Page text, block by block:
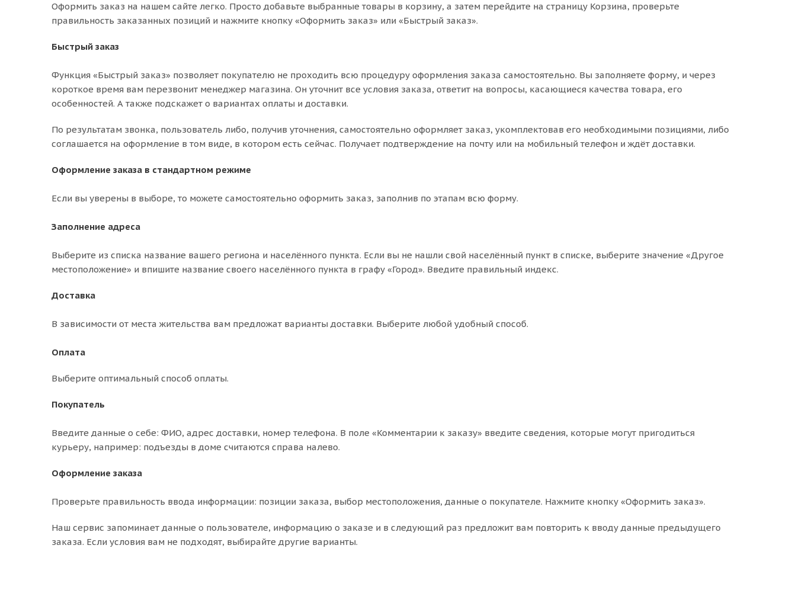
Оформить заказ на нашем сайте легко. Просто добавьте выбранные товары в корзину, а затем перейдите на страницу Корзина, проверьте
правильность заказанных позиций и нажмите кнопку «Оформить заказ» или «Быстрый заказ».
Быстрый заказ
Функция «Быстрый заказ» позволяет покупателю не проходить всю процедуру оформления заказа самостоятельно. Вы заполняете форму, и через
короткое время вам перезвонит менеджер магазина. Он уточнит все условия заказа, ответит на вопросы, касающиеся качества товара, его
особенностей. А также подскажет о вариантах оплаты и доставки.
По результатам звонка, пользователь либо, получив уточнения, самостоятельно оформляет заказ, укомплектовав его необходимыми позициями, либо
соглашается на оформление в том виде, в котором есть сейчас. Получает подтверждение на почту или на мобильный телефон и ждёт доставки.
Оформление заказа в стандартном режиме
Если вы уверены в выборе, то можете самостоятельно оформить заказ, заполнив по этапам всю форму.
Заполнение адреса
Выберите из списка название вашего региона и населённого пункта. Если вы не нашли свой населённый пункт в списке, выберите значение «Другое
местоположение» и впишите название своего населённого пункта в графу «Город». Введите правильный индекс.
Доставка
В зависимости от места жительства вам предложат варианты доставки. Выберите любой удобный способ.
Оплата
Выберите оптимальный способ оплаты.
Покупатель
Введите данные о себе: ФИО, адрес доставки, номер телефона. В поле «Комментарии к заказу» введите сведения, которые могут пригодиться
курьеру, например: подъезды в доме считаются справа налево.
Оформление заказа
Проверьте правильность ввода информации: позиции заказа, выбор местоположения, данные о покупателе. Нажмите кнопку «Оформить заказ».
Наш сервис запоминает данные о пользователе, информацию о заказе и в следующий раз предложит вам повторить к вводу данные предыдущего
заказа. Если условия вам не подходят, выбирайте другие варианты.